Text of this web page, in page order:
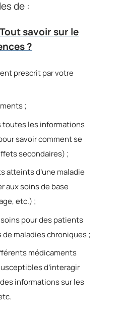
de :
Tout savoir sur le
?
prescrit par votre
;
toutes les informations
savoir comment se
secondaires) ;
atteints d’une maladie
aux soins de base
etc.) ;
pour des patients
maladies chroniques ;
médicaments
d’interagir
informations sur les